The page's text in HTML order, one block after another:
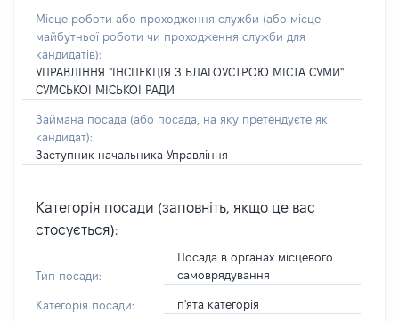
Місце роботи або проходження служби (або місце
майбутньої роботи чи проходження служби для
кандидатів):
УПРАВЛІННЯ "ІНСПЕКЦІЯ З БЛАГОУСТРОЮ МІСТА СУМИ"
СУМСЬКОЇ МІСЬКОЇ РАДИ
Займана посада (або посада, на яку претендуєте як
кандидат):
Заступник начальника Управління
Категорія посади (заповніть, якщо це вас
стосується):
Тип посади:
Посада в органах місцевого
самоврядування
Категорія посади: п'ята категорія